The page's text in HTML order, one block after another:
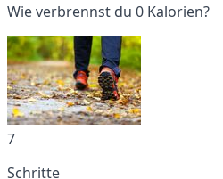
Wie verbrennst du 0 Kalorien?
7
Schritte